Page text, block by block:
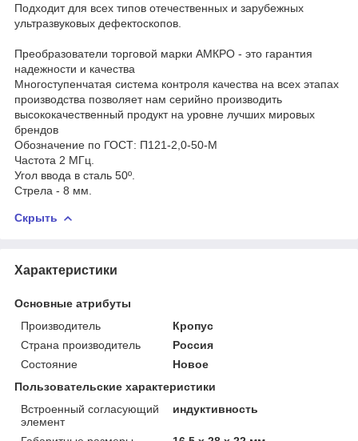
Подходит для всех типов отечественных и зарубежных
ультразвуковых дефектоскопов.
Преобразователи торговой марки АМКРО - это гарантия
надежности и качества
Многоступенчатая система контроля качества на всех этапах
производства позволяет нам серийно производить
высококачественный продукт на уровне лучших мировых
брендов
Обозначение по ГОСТ: П121-2,0-50-М
Частота 2 МГц.
Угол ввода в сталь 50º.
Стрела - 8 мм.
Скрыть
Характеристики
Основные атрибуты
Производитель
Кропус
Страна производитель
Россия
Состояние
Новое
Пользовательские характеристики
Встроенный согласующий
элемент
индуктивность